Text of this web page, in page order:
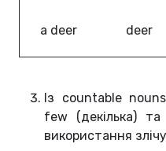
a deer deer
Із countable
few (декілька)
використання